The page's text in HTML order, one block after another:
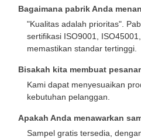
Bagaimana pabrik Anda
"Kualitas adalah prioritas".
sertifikasi ISO9001,
memastikan standar tertinggi.
Bisakah kita membuat
Kami dapat menyesuaikan
kebutuhan pelanggan.
Apakah Anda menawarkan
Sampel gratis tersedia,